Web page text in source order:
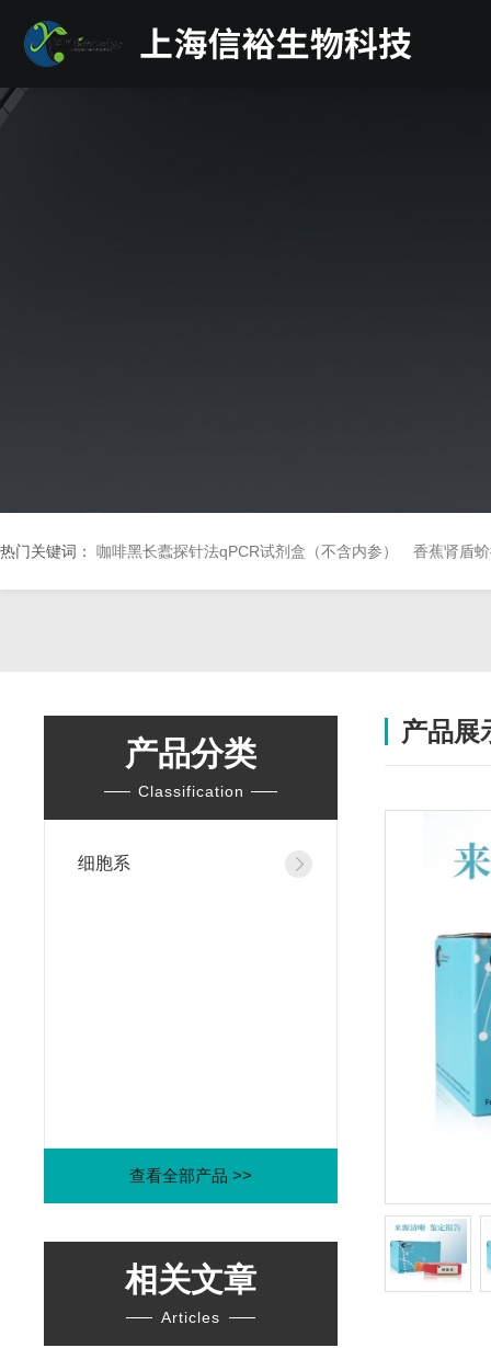
热门关键词： 咖啡黑长蠹探针法qPCR试剂盒（不含内参） 香蕉肾盾
产品分类
Classification
细胞系
查看全部产品 >>
相关文章
Articles
产品展